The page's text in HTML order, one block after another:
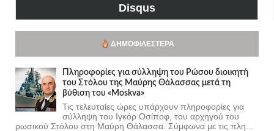
Disqus
ΔΗΜΟΦΙΛΈΣΤΕΡΑ
Πληροφορίες για σύλληψη του Ρώσου διοικητή
του Στόλου της Mαύρης Θάλασσας μετά τη
βύθιση του «Moskva»
Τις τελευταίες ώρες υπάρχουν πληροφορίες για
σύλληψη του Ιγκόρ Οσίποφ, του αρχηγού του
ρωσικού Στόλου στη Μαύρη Θάλασσα. Σύμφωνα με τις πλη...